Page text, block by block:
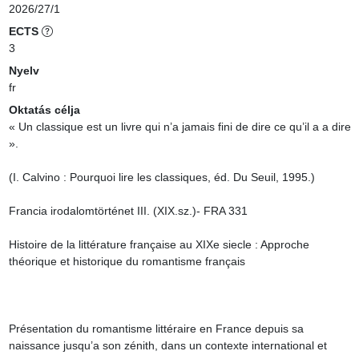
2026/27/1
ECTS
3
Nyelv
fr
Oktatás célja
« Un classique est un livre qui n’a jamais fini de dire ce qu’il a a dire
».
(I. Calvino : Pourquoi lire les classiques, éd. Du Seuil, 1995.)
Francia irodalomtörténet III. (XIX.sz.)- FRA 331
Histoire de la littérature française au XIXe siecle : Approche
théorique et historique du romantisme français
Présentation du romantisme littéraire en France depuis sa
naissance jusqu’a son zénith, dans un contexte international et